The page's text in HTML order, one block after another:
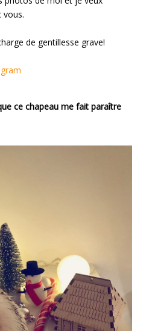
vous.
de gentillesse grave!
ce chapeau me fait paraître